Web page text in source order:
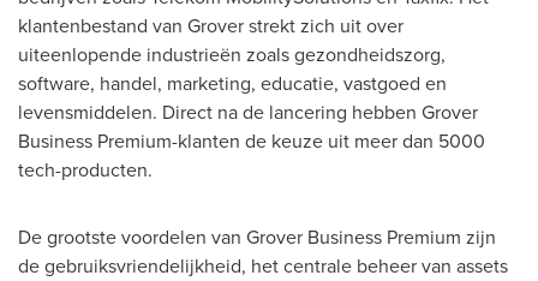
klantenbestand van Grover strekt zich uit over
uiteenlopende industrieën zoals gezondheidszorg,
software, handel, marketing, educatie, vastgoed en
levensmiddelen. Direct na de lancering hebben Grover
Business Premium-klanten de keuze uit meer dan 5000
tech-producten.
De grootste voordelen van Grover Business Premium zijn
de gebruiksvriendelijkheid, het centrale beheer van assets